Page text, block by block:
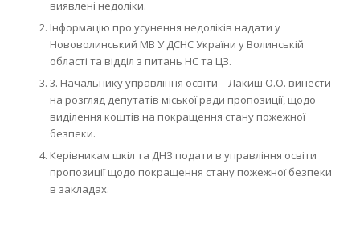
виявлені недоліки.
Інформацію про усунення недоліків надати у
Нововолинський МВ У ДСНС України у Волинській
області та відділ з питань НС та ЦЗ.
3. Начальнику управління освіти – Лакиш О.О. винести
на розгляд депутатів міської ради пропозиції, щодо
виділення коштів на покращення стану пожежної
безпеки.
Керівникам шкіл та ДНЗ подати в управління освіти
пропозиції щодо покращення стану пожежної безпеки
в закладах.